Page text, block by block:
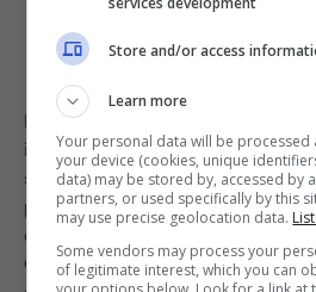
Parliamo di “incrociare” le
in modo che formino una sorta di
spiegazioni al perché questo tipo
porterebbe sfortuna. La prima,
del cristianesimo, si basa sul
Gesù. Per questo ricreare
Store and/or access
Learn more
Your personal data will be
your device (cookies, unique
data) may be stored by, accessed by
partners, or used specifically by this
may use precise geolocation data.
Some vendors may process your
of legitimate interest, which you can